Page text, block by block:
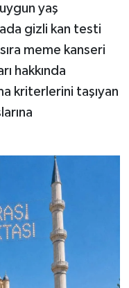
yaş
gizli kan testi
meme kanseri
hakkında
kriterlerini taşıyan